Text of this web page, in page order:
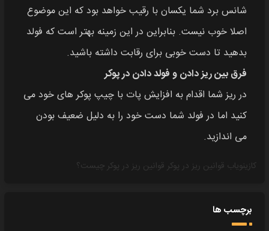
شانس برد شما یکسان با رقیب خواهد بود که این موضوع
اصلا خوب نیست. بنابراین در این زمینه بهتر است که فولد
بدهید تا دست خوبی برای رقابت داشته باشید.
فرق بین ریز دادن و فولد دادن در پوکر
در ریز شما اقدام به افزایش پات با چیپ پوکر های خود می
کنید اما در فولد شما دست خود را به دلیل ضعیف بودن
می اندازید.
کازینویاب قوانین ریز در پوکر قوانین ریز در پوکر چیست؟
برچسب ها